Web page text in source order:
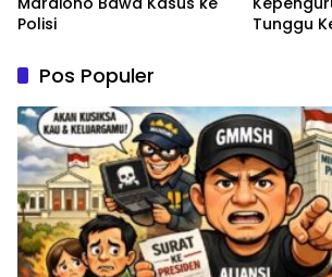
Polisi
Tunggu
Pos Populer